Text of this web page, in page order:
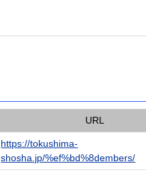
URL
https://tokushima-
shosha.jp/%ef%bd%8dembers/